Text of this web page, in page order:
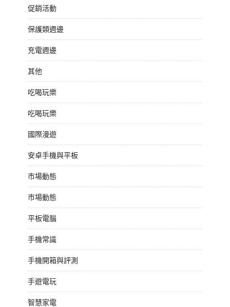
促銷活動
保護類週邊
充電週邊
其他
吃喝玩樂
吃喝玩樂
國際漫遊
安卓手機與平板
市場動態
市場動態
平板電腦
手機常識
手機開箱與評測
手遊電玩
智慧家電